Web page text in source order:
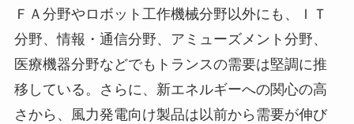
ＦＡ分野やロボット工作機械分野以外にも、ＩＴ
分野、情報・通信分野、アミューズメント分野、
医療機器分野などでもトランスの需要は堅調に推
移している。さらに、新エネルギーへの関心の高
さから、風力発電向け製品は以前から需要が伸び